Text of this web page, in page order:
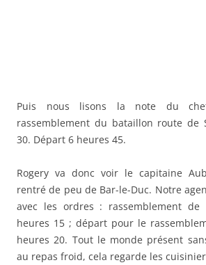
Puis nous lisons la note du
rassemblement du bataillon route de
30. Départ 6 heures 45.
Rogery va donc voir le capitaine
rentré de peu de Bar-le-Duc. Notre
avec les ordres : rassemblement
heures 15 ; départ pour le
heures 20. Tout le monde présent
au repas froid, cela regarde les